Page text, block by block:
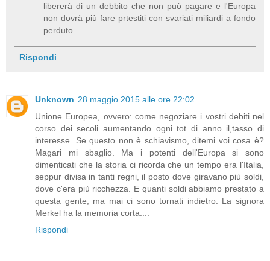
libererà di un debbito che non può pagare e l'Europa
non dovrà più fare prtestiti con svariati miliardi a fondo
perduto.
Rispondi
Unknown 28 maggio 2015 alle ore 22:02
Unione Europea, ovvero: come negoziare i vostri debiti nel
corso dei secoli aumentando ogni tot di anno il,tasso di
interesse. Se questo non è schiavismo, ditemi voi cosa è?
Magari mi sbaglio. Ma i potenti dell'Europa si sono
dimenticati che la storia ci ricorda che un tempo era l'Italia,
seppur divisa in tanti regni, il posto dove giravano più soldi,
dove c'era più ricchezza. E quanti soldi abbiamo prestato a
questa gente, ma mai ci sono tornati indietro. La signora
Merkel ha la memoria corta....
Rispondi